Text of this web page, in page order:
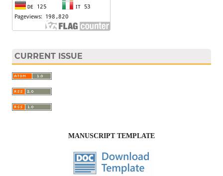
CURRENT ISSUE
MANUSCRIPT TEMPLATE